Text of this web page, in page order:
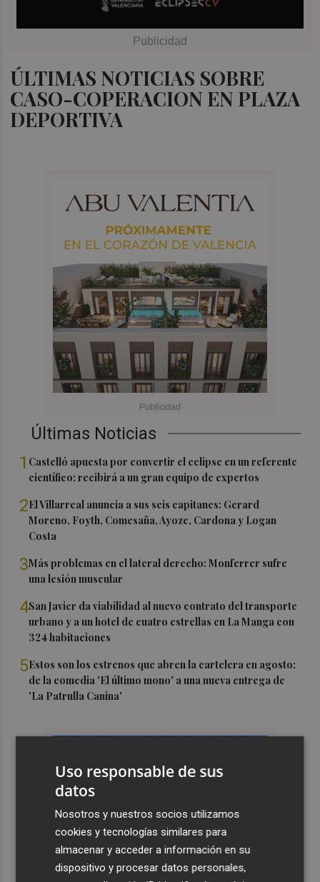
ÚLTIMAS NOTICIAS SOBRE
CASO-COPERACION EN PLAZA
DEPORTIVA
Últimas Noticias
1 Castelló apuesta por convertir el eclipse en un referente
científico: recibirá a un gran equipo de expertos
2El Villarreal anuncia a sus seis capitanes: Gerard
Moreno, Foyth, Comesaña, Ayoze, Cardona y Logan
Costa
3Más problemas en el lateral derecho: Monferrer sufre
una lesión muscular
4San Javier da viabilidad al nuevo contrato del transporte
urbano y a un hotel de cuatro estrellas en La Manga con
324 habitaciones
5Estos son los estrenos que abren la cartelera en agosto:
de la comedia 'El último mono' a una nueva entrega de
'La Patrulla Canina'
Uso responsable de sus
datos
Nosotros y nuestros socios utilizamos
cookies y tecnologías similares para
almacenar y acceder a información en su
dispositivo y procesar datos personales,